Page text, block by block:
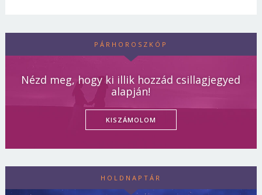
PÁRHOROSZKÓP
Nézd meg, hogy ki illik hozzád csillagjegyed
alapján!
KISZÁMOLOM
HOLDNAPTÁR